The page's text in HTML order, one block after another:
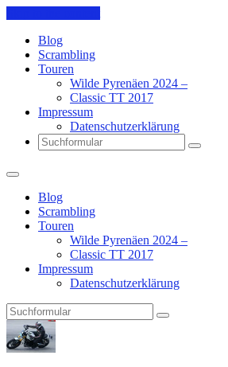
Blog
Scrambling
Touren
Wilde Pyrenäen 2024 –
Classic TT 2017
Impressum
Datenschutzerklärung
Search
Blog
Scrambling
Touren
Wilde Pyrenäen 2024 –
Classic TT 2017
Impressum
Datenschutzerklärung
Search
Pit's
Blog